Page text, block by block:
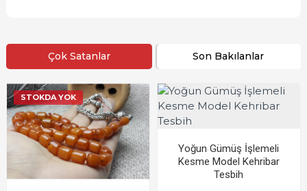
Çok Satanlar Son Bakılanlar
STOKDA YOK
Yoğun Gümüş İşlemeli
Kesme Model Kehribar
Tesbih